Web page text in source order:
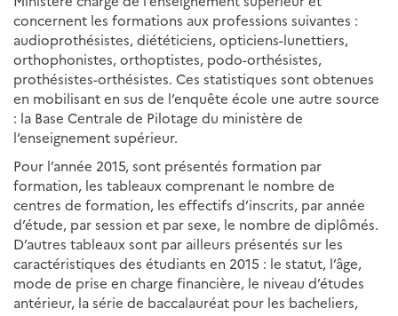
concernent les formations aux professions suivantes :
audioprothésistes, diététiciens, opticiens-lunettiers,
orthophonistes, orthoptistes, podo-orthésistes,
prothésistes-orthésistes. Ces statistiques sont obtenues
en mobilisant en sus de l’enquête école une autre source
: la Base Centrale de Pilotage du ministère de
l’enseignement supérieur.
Pour l’année 2015, sont présentés formation par
formation, les tableaux comprenant le nombre de
centres de formation, les effectifs d’inscrits, par année
d’étude, par session et par sexe, le nombre de diplômés.
D’autres tableaux sont par ailleurs présentés sur les
caractéristiques des étudiants en 2015 : le statut, l’âge,
mode de prise en charge financière, le niveau d’études
antérieur, la série de baccalauréat pour les bacheliers,